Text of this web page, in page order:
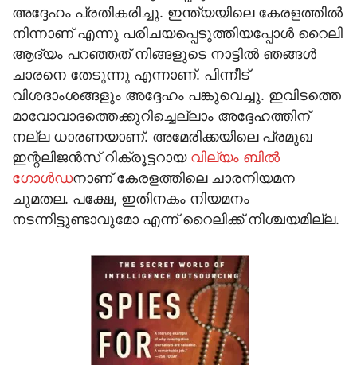
അദ്ദേഹം പ്രതികരിച്ചു. ഇന്ത്യയിലെ കേരളത്തില്‍
നിന്നാണ് എന്നു പരിചയപ്പെടുത്തിയപ്പോള്‍ റൈലി
ആദ്യം പറഞ്ഞത് നിങ്ങളുടെ നാട്ടില്‍ ഞങ്ങള്‍
ചാരനെ തേടുന്നു എന്നാണ്. പിന്നീട്
വിശദാംശങ്ങളും അദ്ദേഹം പങ്കുവെച്ചു. ഇവിടത്തെ
മാവോവാദത്തെക്കുറിച്ചെല്ലാം അദ്ദേഹത്തിന്
നല്ല ധാരണയാണ്. അമേരിക്കയിലെ പ്രമുഖ
ഇന്റലിജന്‍സ് റിക്രൂട്ടറായ വില്യം ബില്‍
ഗോള്‍ഡനാണ് കേരളത്തിലെ ചാരനിയമന
ചുമതല. പക്ഷേ, ഇതിനകം നിയമനം
നടന്നിട്ടുണ്ടാവുമോ എന്ന് റൈലിക്ക് നിശ്ചയമില്ല.